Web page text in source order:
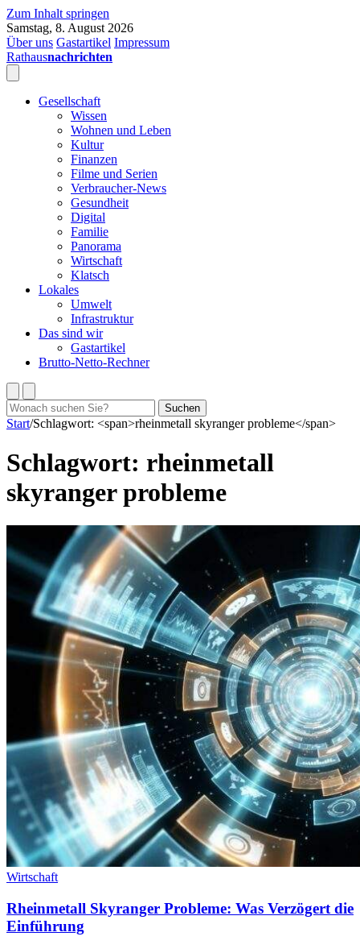
Zum Inhalt springen
Samstag, 8. August 2026
Über uns Gastartikel Impressum
Rathausnachrichten
Gesellschaft
Wissen
Wohnen und Leben
Kultur
Finanzen
Filme und Serien
Verbraucher-News
Gesundheit
Digital
Familie
Panorama
Wirtschaft
Klatsch
Lokales
Umwelt
Infrastruktur
Das sind wir
Gastartikel
Brutto-Netto-Rechner
Suchen
nach:
Suchen
Start/Schlagwort: <span>rheinmetall skyranger probleme</span>
Schlagwort: rheinmetall
skyranger probleme
Wirtschaft
Rheinmetall Skyranger Probleme: Was Verzögert die
Einführung